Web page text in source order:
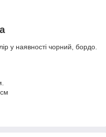
у наявності чорний, бордо.